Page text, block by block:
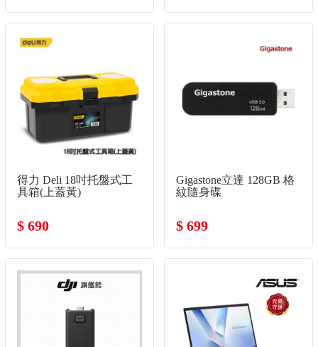
得力 Deli 18吋托盤式工
具箱(上蓋黃)
$ 690
Gigastone立達 128GB 格
紋隨身碟
$ 699